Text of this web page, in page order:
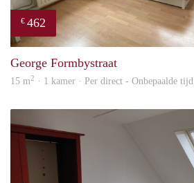
€ 462
George Formbystraat
15 m2 · 1 kamer · Per direct - Onbepaalde tijd